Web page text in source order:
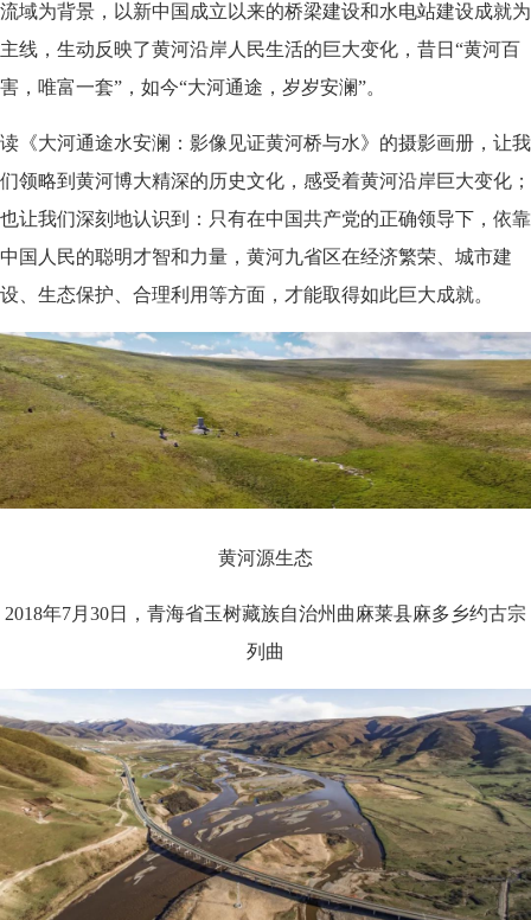
流域为背景，以新中国成立以来的桥梁建设和水电站建设成就为
主线，生动反映了黄河沿岸人民生活的巨大变化，昔日“黄河百
害，唯富一套”，如今“大河通途，岁岁安澜”。
读《大河通途水安澜：影像见证黄河桥与水》的摄影画册，让我
们领略到黄河博大精深的历史文化，感受着黄河沿岸巨大变化；
也让我们深刻地认识到：只有在中国共产党的正确领导下，依靠
中国人民的聪明才智和力量，黄河九省区在经济繁荣、城市建
设、生态保护、合理利用等方面，才能取得如此巨大成就。
黄河源生态
2018年7月30日，青海省玉树藏族自治州曲麻莱县麻多乡约古宗
列曲